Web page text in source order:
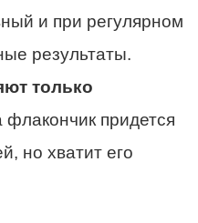
и при регулярном
результаты.
только
флакончик придется
но хватит его